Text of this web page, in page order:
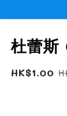
杜蕾斯
HK$1.00